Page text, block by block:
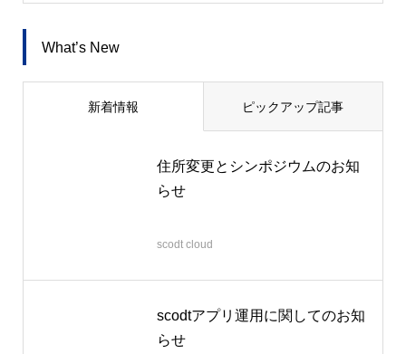
What’s New
新着情報 ピックアップ記事
住所変更とシンポジウムのお知
らせ
scodt cloud
scodtアプリ運用に関してのお知
らせ